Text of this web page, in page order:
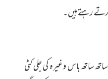
رہتے ہیں۔
ساتھ باس وغیرہ کی جلی کٹی